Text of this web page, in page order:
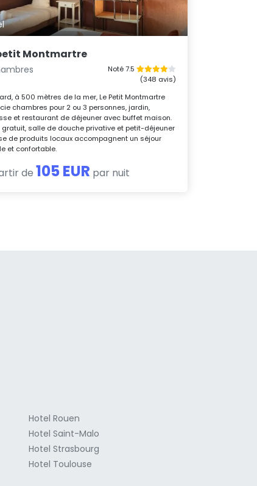
Montmartre
Noté 7.5
(348 avis)
à 500 mètres de la mer, Le Petit Montmartre
chambres pour 2 ou 3 personnes, jardin,
et restaurant de déjeuner avec buffet maison.
gratuit, salle de douche privative et petit-déjeuner
de produits locaux accompagnent un séjour
et confortable.
de105 EUR par nuit
Hotel Rouen
Hotel Saint-Malo
Hotel Strasbourg
Hotel Toulouse